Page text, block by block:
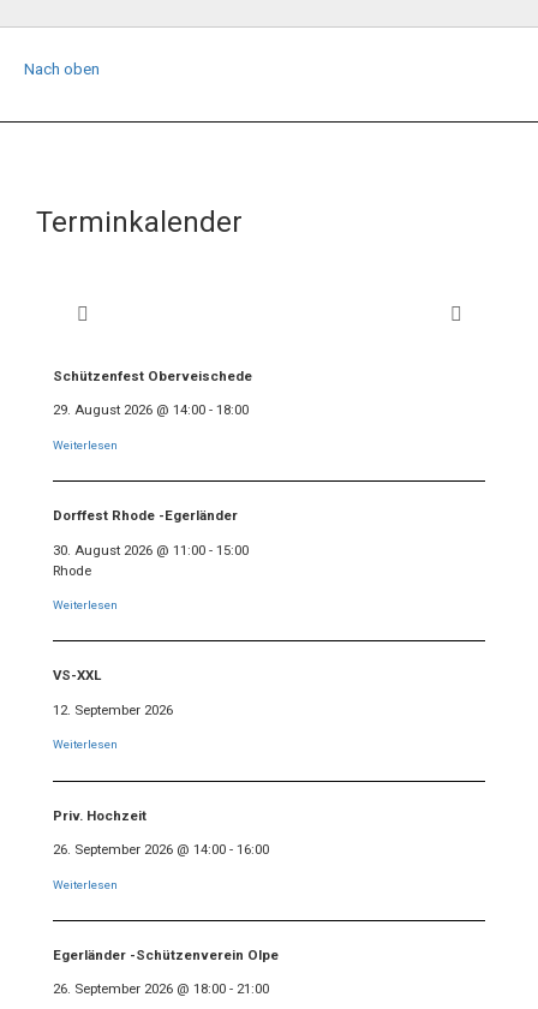
Nach oben
Terminkalender
Schützenfest Oberveischede
29. August 2026 @ 14:00 - 18:00
Weiterlesen
Dorffest Rhode -Egerländer
30. August 2026 @ 11:00 - 15:00
Rhode
Weiterlesen
VS-XXL
12. September 2026
Weiterlesen
Priv. Hochzeit
26. September 2026 @ 14:00 - 16:00
Weiterlesen
Egerländer -Schützenverein Olpe
26. September 2026 @ 18:00 - 21:00